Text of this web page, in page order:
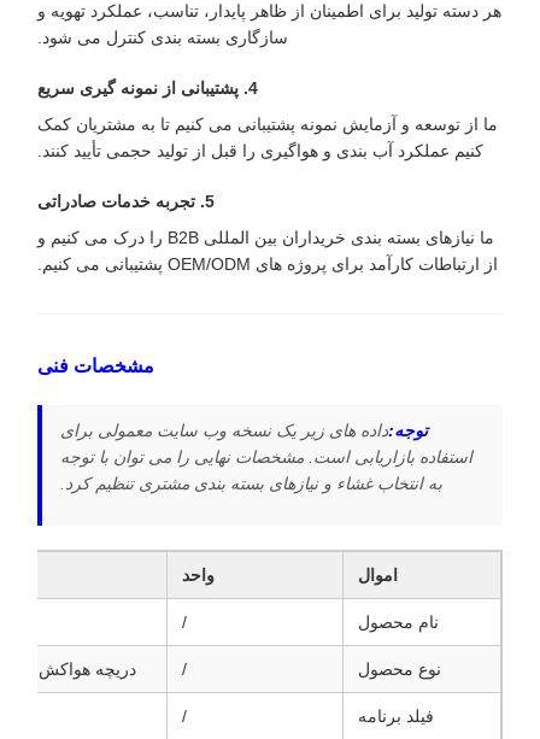
هر دسته تولید برای اطمینان از ظاهر پایدار، تناسب، عملکرد تهویه و
سازگاری بسته بندی کنترل می شود.
4. پشتیبانی از نمونه گیری سریع
ما از توسعه و آزمایش نمونه پشتیبانی می کنیم تا به مشتریان کمک
کنیم عملکرد آب بندی و هواگیری را قبل از تولید حجمی تأیید کنند.
5. تجربه خدمات صادراتی
ما نیازهای بسته بندی خریداران بین المللی B2B را درک می کنیم و
از ارتباطات کارآمد برای پروژه های OEM/ODM پشتیبانی می کنیم.
مشخصات فنی
توجه:داده های زیر یک نسخه وب سایت معمولی برای
استفاده بازاریابی است. مشخصات نهایی را می توان با توجه
به انتخاب غشاء و نیازهای بسته بندی مشتری تنظیم کرد.
اموال واحد
نام محصول /
نوع محصول / دریچه هواکش
فیلد برنامه /